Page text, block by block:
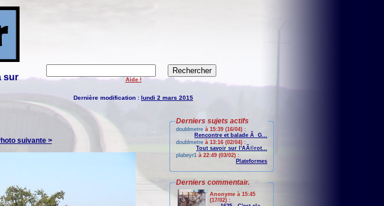
sur
Aide !
Dernière modification : lundi 2 mars 2015
suivante >
Derniers sujets actifs
doublmetre à 15:39 (16/04) :
Rencontre et balade Ã G...
doublmetre à 13:16 (02/04) :
Tout savoir sur l'AÃ©rot...
plabeyr1 à 22:49 (03/02) :
Plateformes
Derniers commentair.
Anonyme à 15:45
(17/02) :